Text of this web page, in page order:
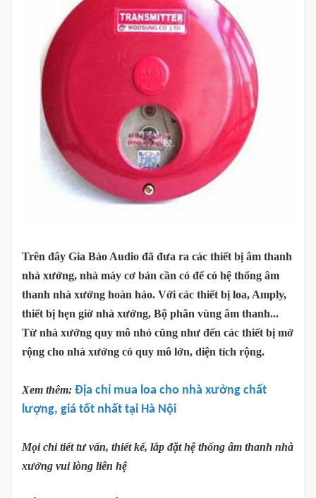
Trên đây Gia Bảo Audio đã đưa ra các thiết bị âm thanh
nhà xưởng, nhà máy cơ bản cần có để có hệ thống âm
thanh nhà xưởng hoàn hảo. Với các thiết bị loa, Amply,
thiết bị hẹn giờ nhà xưởng, Bộ phân vùng âm thanh...
Từ nhà xưởng quy mô nhỏ cũng như đến các thiết bị mở
rộng cho nhà xưởng có quy mô lớn, diện tích rộng.
Xem thêm: Địa chỉ mua loa cho nhà xưởng chất
lượng, giá tốt nhất tại Hà Nội
Mọi chi tiết tư vấn, thiết kế, lắp đặt hệ thống âm thanh nhà
xưởng vui lòng liên hệ